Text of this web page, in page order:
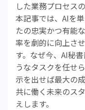
した業務プロセス
本記事では、AIを
たの忠実かつ有能
率を劇的に向上さ
す。なぜ今、AI秘
うなタスクを任せ
示を出せば最大の
共に働く未来のス
えします。